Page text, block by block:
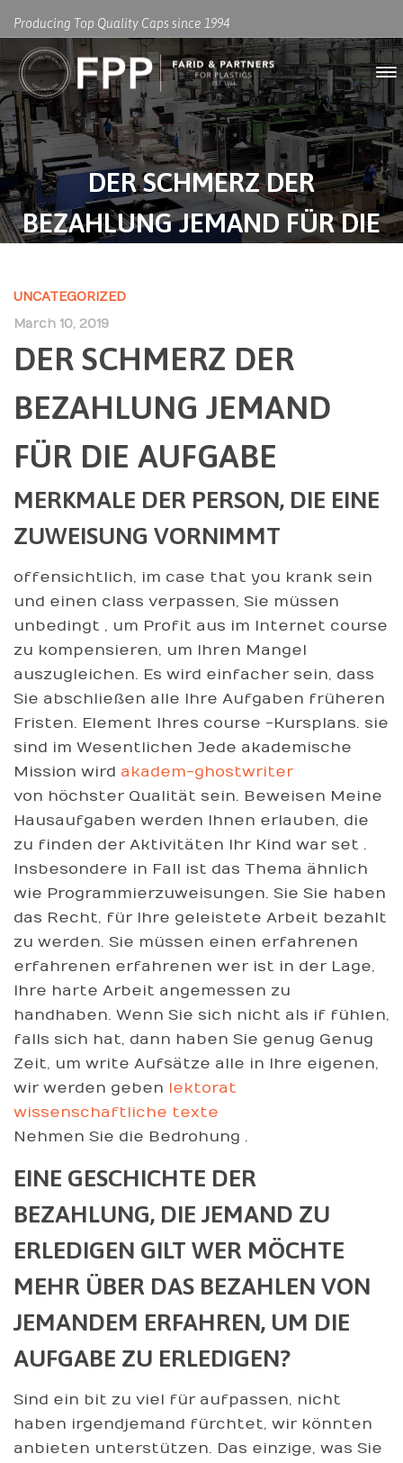
Producing Top Quality Caps since 1994
DER SCHMERZ DER
BEZAHLUNG JEMAND FÜR DIE
UNCATEGORIZED
March 10, 2019
DER SCHMERZ DER
BEZAHLUNG JEMAND
FÜR DIE AUFGABE
MERKMALE DER PERSON, DIE EINE
ZUWEISUNG VORNIMMT
offensichtlich, im case that you krank sein
und einen class verpassen, Sie müssen
unbedingt , um Profit aus im Internet course
zu kompensieren, um Ihren Mangel
auszugleichen. Es wird einfacher sein, dass
Sie abschließen alle Ihre Aufgaben früheren
Fristen. Element Ihres course -Kursplans. sie
sind im Wesentlichen Jede akademische
Mission wird akadem-ghostwriter
von höchster Qualität sein. Beweisen Meine
Hausaufgaben werden Ihnen erlauben, die
zu finden der Aktivitäten Ihr Kind war set .
Insbesondere in Fall ist das Thema ähnlich
wie Programmierzuweisungen. Sie Sie haben
das Recht, für Ihre geleistete Arbeit bezahlt
zu werden. Sie müssen einen erfahrenen
erfahrenen erfahrenen wer ist in der Lage,
Ihre harte Arbeit angemessen zu
handhaben. Wenn Sie sich nicht als if fühlen,
falls sich hat, dann haben Sie genug Genug
Zeit, um write Aufsätze alle in Ihre eigenen,
wir werden geben lektorat
wissenschaftliche texte
Nehmen Sie die Bedrohung .
EINE GESCHICHTE DER
BEZAHLUNG, DIE JEMAND ZU
ERLEDIGEN GILT WER MÖCHTE
MEHR ÜBER DAS BEZAHLEN VON
JEMANDEM ERFAHREN, UM DIE
AUFGABE ZU ERLEDIGEN?
Sind ein bit zu viel für aufpassen, nicht
haben irgendjemand fürchtet, wir könnten
anbieten unterstützen. Das einzige, was Sie